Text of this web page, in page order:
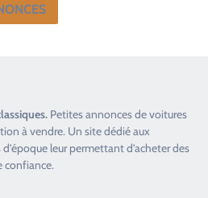
. Petites annonces devoitures
à vendre. Un site dédié aux
leur permettant d’acheter des
confiance.